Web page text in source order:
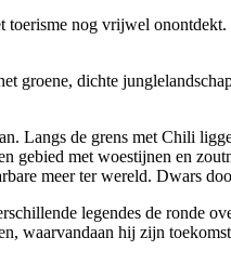
nog vrijwel
groene, dichte
Langs de grens met Chili
gebied met woestijnen en
meer ter wereld. Dwars
legendes de ronde
waarvandaan hij zijn